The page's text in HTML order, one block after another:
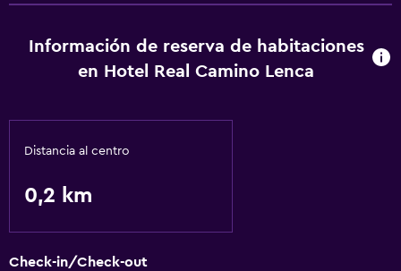
Información de reserva de habitaciones
en Hotel Real Camino Lenca
Distancia al centro
0,2 km
Check-in/Check-out